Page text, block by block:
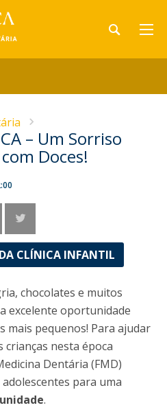
– Um Sorriso
Doces!
CLÍNICA INFANTIL
chocolates e muitos
excelente oportunidade
mais pequenos! Para ajudar
crianças nesta época
Dentária (FMD)
para uma
.